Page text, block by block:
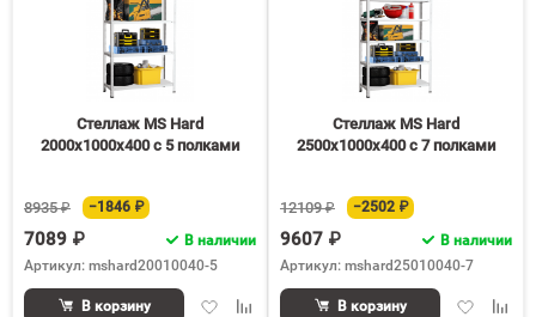
Стеллаж MS Hard
2000х1000х400 c 5 полками
8935 ₽ −1846 ₽
7089 ₽
В наличии
Артикул: mshard20010040-5
ДобавитьДобавить
В корзину
Стеллаж MS Hard
2500х1000х400 c 7 полками
12109 ₽ −2502 ₽
9607 ₽
В наличии
Артикул: mshard25010040-7
Добавить
В корзину